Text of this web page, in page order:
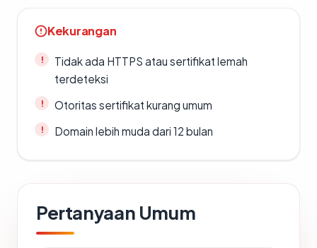
Kekurangan
Tidak ada HTTPS atau sertifikat lemah
terdeteksi
Otoritas sertifikat kurang umum
Domain lebih muda dari 12 bulan
Pertanyaan Umum